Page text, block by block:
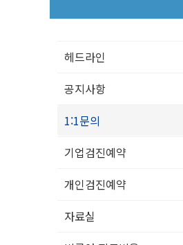
헤드라인
공지사항
1:1문의
기업검진예약
개인검진예약
자료실